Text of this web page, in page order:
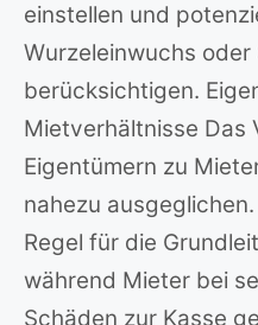
einstellen und
Wurzeleinwuchs
berücksichtigen.
Mietverhältnisse Das
Eigentümern zu
nahezu
Regel für die
während Mieter bei
Schäden zur Kasse